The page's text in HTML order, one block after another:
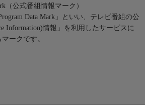
（公式番組情報マーク）
Data Mark」といい、テレビ番組の公
Information)情報」を利用したサービスに
ークです。